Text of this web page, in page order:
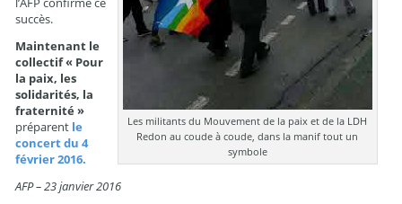
Les militants du Mouvement de la paix et de la LDH
Redon au coude à coude, dans la manif tout un
symbole
succès.
Maintenant le
collectif« Pour
la paix, les
solidarités, la
fraternité »
préparent le
concert du 4
février 2016.
AFP – 23 janvier 2016